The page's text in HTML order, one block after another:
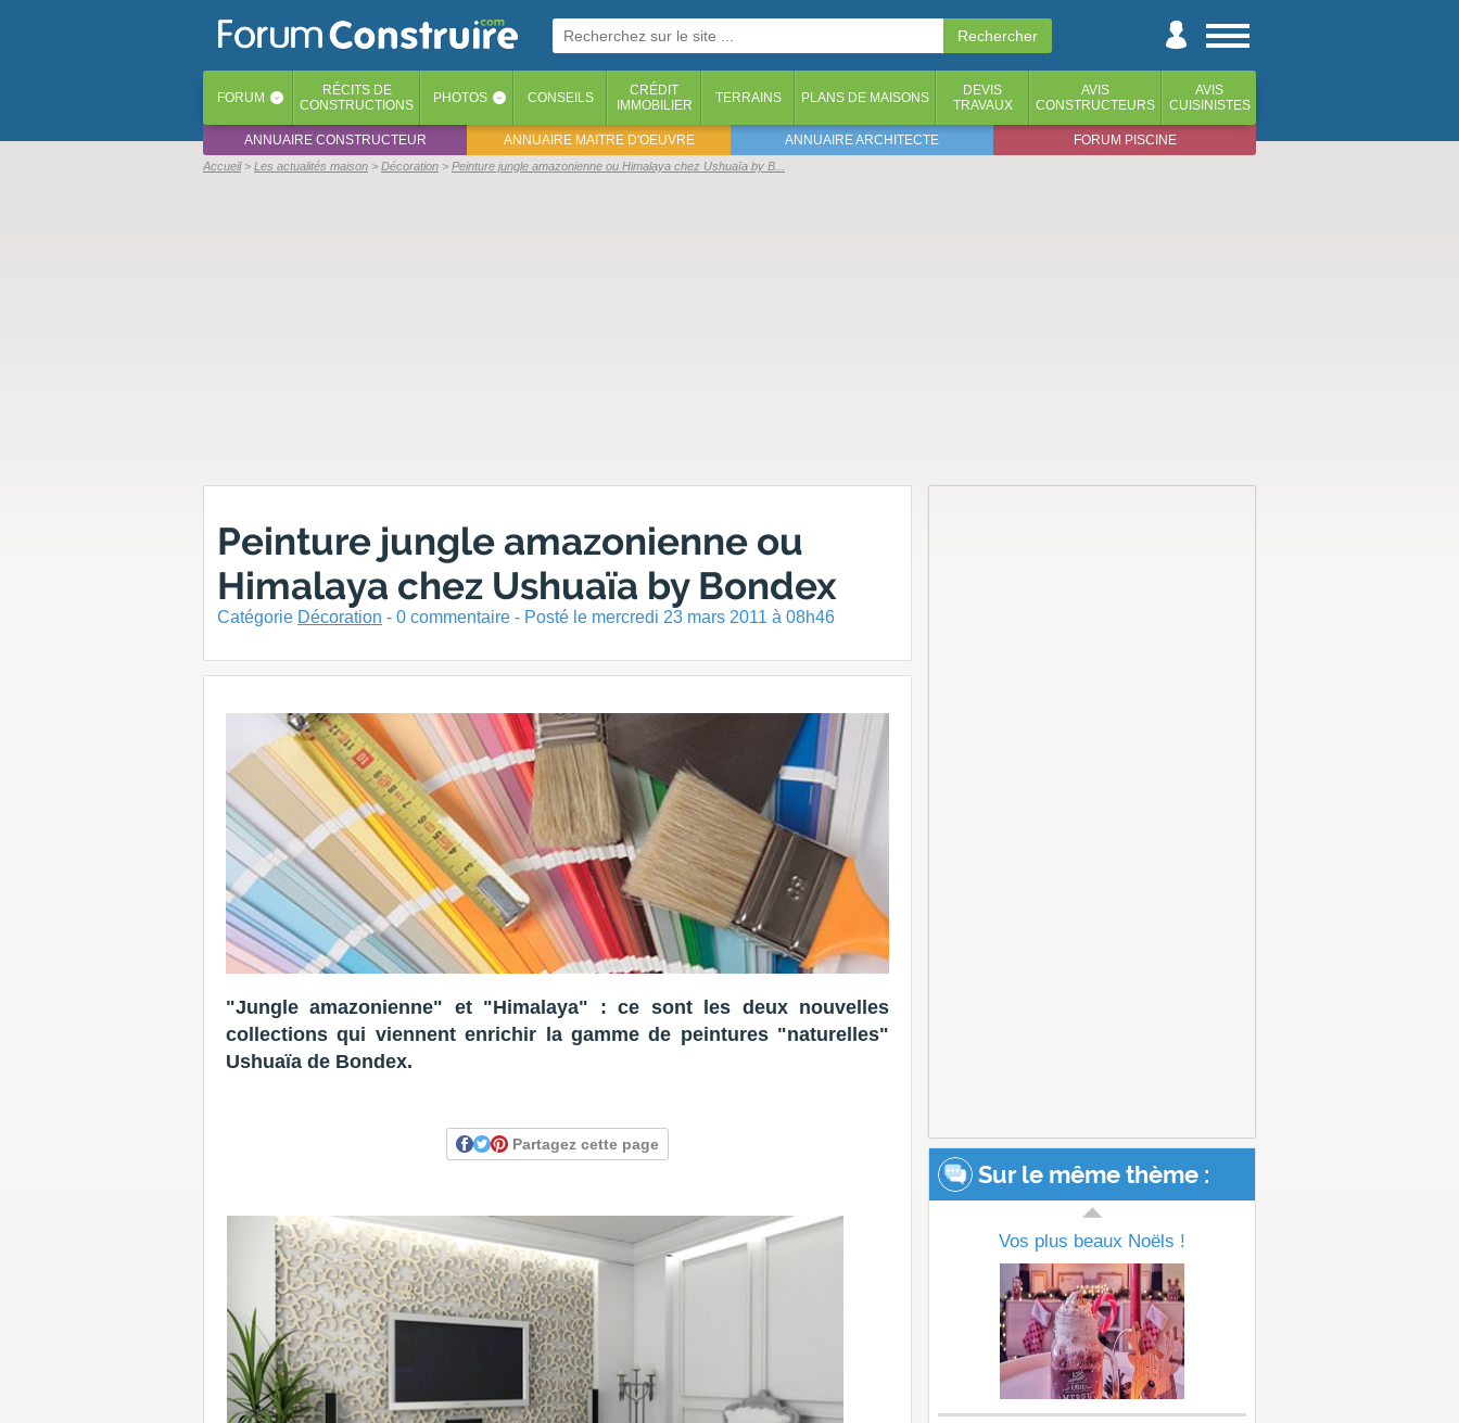
FORUM ‹ RÉCITS DE
CONSTRUCTIONS
PHOTOS ‹ CONSEILS
CRÉDIT
IMMOBILIER
TERRAINS PLANS DE MAISONS
DEVIS
TRAVAUX
AVIS
CONSTRUCTEURS
AVIS
CUISINISTES
ANNUAIRE CONSTRUCTEUR ANNUAIRE MAITRE D'OEUVRE ANNUAIRE ARCHITECTE FORUM PISCINE
Accueil Les actualités maison Décoration Peinture jungle amazonienne ou Himalaya chez Ushuaïa by B...
Peinture jungle amazonienne ou
Himalaya chez Ushuaïa by Bondex
Catégorie Décoration - 0 commentaire - Posté le mercredi 23 mars 2011 à 08h46
"Jungle amazonienne" et "Himalaya" : ce sont les deux nouvelles
collections qui viennent enrichir la gamme de peintures "naturelles"
Ushuaïa de Bondex.
Partagez cette page
Sur le même thème :
Vos plus beaux Noëls !